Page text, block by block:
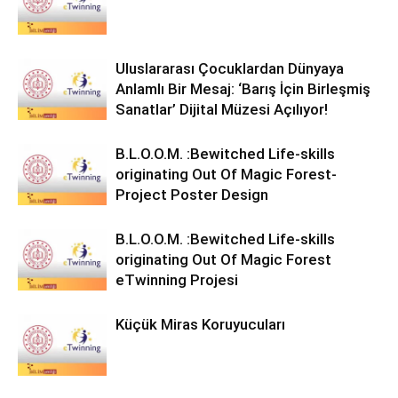
Uluslararası Çocuklardan Dünyaya
Anlamlı Bir Mesaj: ‘Barış İçin Birleşmiş
Sanatlar’ Dijital Müzesi Açılıyor!
B.L.O.O.M. :Bewitched Life-skills
originating Out Of Magic Forest-
Project Poster Design
B.L.O.O.M. :Bewitched Life-skills
originating Out Of Magic Forest
eTwinning Projesi
Küçük Miras Koruyucuları